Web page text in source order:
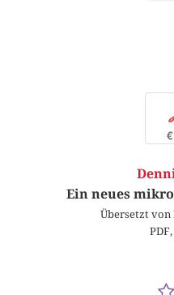
Ein neues
Übersetzt von